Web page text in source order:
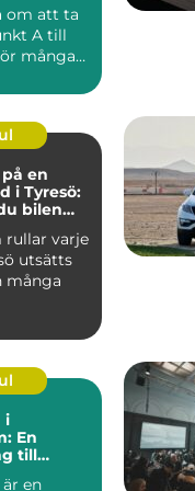
om att ta
A till
många
en
i Tyresö:
bilen
rullar varje
utsätts
många
i
En
till
en